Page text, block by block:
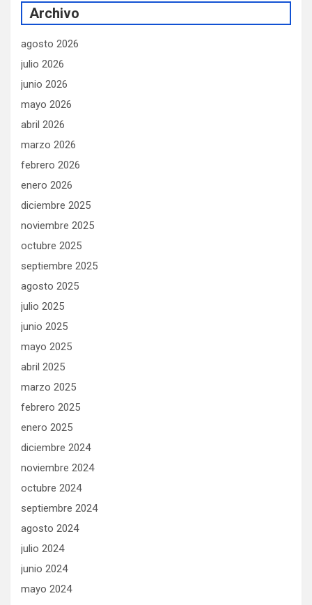
Archivo
agosto 2026
julio 2026
junio 2026
mayo 2026
abril 2026
marzo 2026
febrero 2026
enero 2026
diciembre 2025
noviembre 2025
octubre 2025
septiembre 2025
agosto 2025
julio 2025
junio 2025
mayo 2025
abril 2025
marzo 2025
febrero 2025
enero 2025
diciembre 2024
noviembre 2024
octubre 2024
septiembre 2024
agosto 2024
julio 2024
junio 2024
mayo 2024